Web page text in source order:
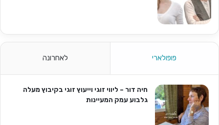
פופולארי לאחרונה
חיה דור – ליווי זוגי וייעוץ זוגי בקיבוץ מעלה
גלבוע עמק המעיינות